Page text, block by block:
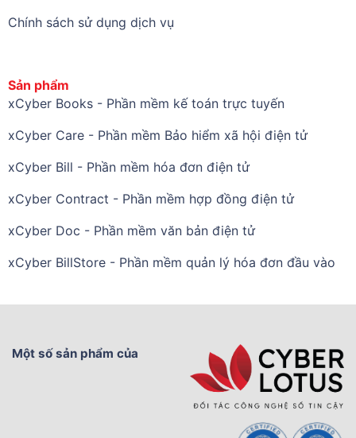
Chính sách sử dụng dịch vụ
Sản phẩm
xCyber Books - Phần mềm kế toán trực tuyến
xCyber Care - Phần mềm Bảo hiểm xã hội điện tử
xCyber Bill - Phần mềm hóa đơn điện tử
xCyber Contract - Phần mềm hợp đồng điện tử
xCyber Doc - Phần mềm văn bản điện tử
xCyber BillStore - Phần mềm quản lý hóa đơn đầu vào
Một số sản phẩm của